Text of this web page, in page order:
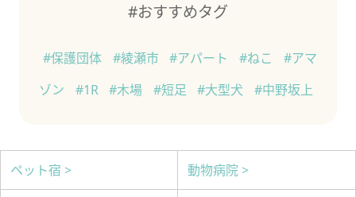
#おすすめタグ
#保護団体 #綾瀬市 #アパート #ねこ
#アマ
ゾン
#1R #木場 #短足 #大型犬 #中野坂上
ペット宿 > 動物病院 >